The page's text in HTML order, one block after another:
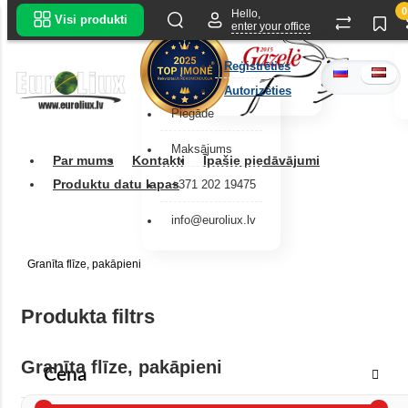
Piegāde
Maksājums
+371 202 19475
info@euroliux.lv
Par mums Kontakti
Īpašie piedāvājumi
Produktu datu lapas
Visi produkti
Hello,
enter your office
Reģistrēties
Autorizēties
0
Granīta flīze, pakāpieni
Produkta filtrs
Cena
Granīta flīze, pakāpieni